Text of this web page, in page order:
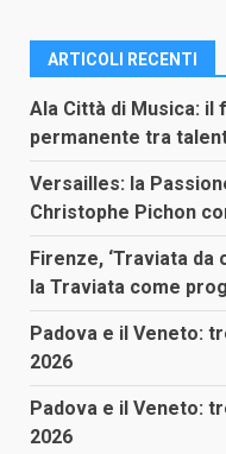
ARTICOLI RECENTI
Ala Città di Musica:
permanente tra
Versailles: la
Christophe Pichon
Firenze, ‘Traviata da
la Traviata come
Padova e il Veneto:
2026
Padova e il Veneto:
2026